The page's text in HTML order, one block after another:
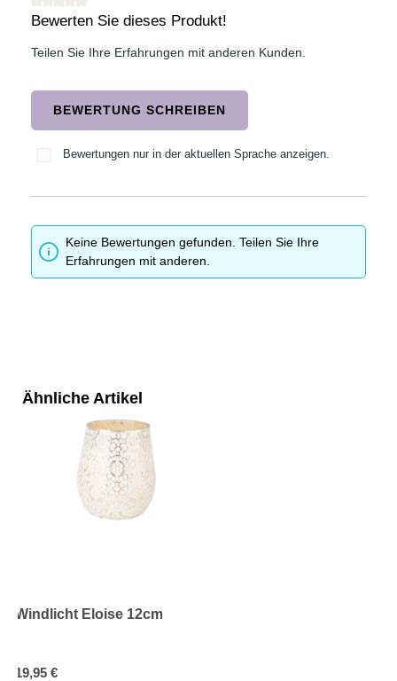
Durchschnittliche Bewertung von 0 von 5 Sternen
Bewerten Sie dieses Produkt!
Teilen Sie Ihre Erfahrungen mit anderen Kunden.
BEWERTUNG SCHREIBEN
Bewertungen nur in der aktuellen Sprache anzeigen.
Keine Bewertungen gefunden. Teilen Sie Ihre
Erfahrungen mit anderen.
Ähnliche Artikel
Windlicht Eloise 12cm
19,95 €